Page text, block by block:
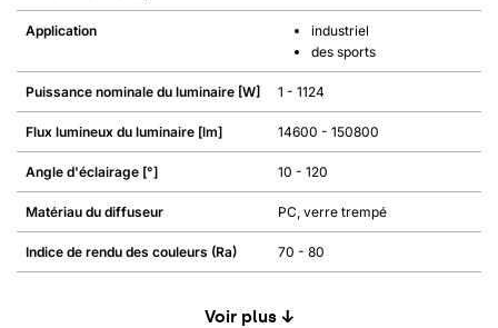
Application
industriel
des sports
Puissance nominale du luminaire [W] 1 - 1124
Flux lumineux du luminaire [lm] 14600 - 150800
Angle d'éclairage [°] 10 - 120
Matériau du diffuseur PC, verre trempé
Indice de rendu des couleurs (Ra) 70 - 80
Voir plus ↓